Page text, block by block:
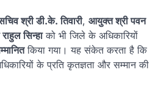
श्री डी.के. तिवारी, आयुक्त श्री पवन
सिन्हाको भी जिले के अधिकारियों
किया गया। यह संकेत करता है कि
के प्रति कृतज्ञता और सम्मान की